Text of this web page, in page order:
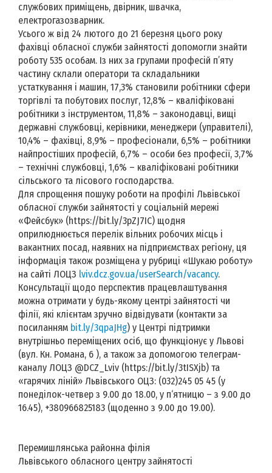
службових приміщень, двірник, швачка,
електрогазозварник.
Усього ж від 24 лютого до 21 березня цього року
фахівці обласної служби зайнятості допомогли знайти
роботу 535 особам. Із них за групами професій п’яту
частину склали оператори та складальники
устаткування і машин, 17,3% становили робітники сфери
торгівлі та побутових послуг, 12,8% – кваліфіковані
робітники з інструментом, 11,8% – законодавці, вищі
державні службовці, керівники, менеджери (управителі),
10,4% – фахівці, 8,9% – професіонали, 6,5% – робітники
найпростіших професій, 6,7% – особи без професії, 3,7%
– технічні службовці, 1,6% – кваліфіковані робітники
сільського та лісового господарства.
Для спрощення пошуку роботи на профілі Львівської
обласної служби зайнятості у соціальній мережі
«Фейсбук» (https://bit.ly/3pZJ7IC) щодня
оприлюднюється перелік вільних робочих місць і
вакантних посад, наявних на підприємствах регіону, ця
інформація також розміщена у рубриці «Шукаю роботу»
на сайті ЛОЦЗ lviv.dcz.gov.ua/userSearch/vacancy.
Консультації щодо перспектив працевлаштування
можна отримати у будь-якому центрі зайнятості чи
філії, які клієнтам зручно відвідувати (контакти за
посиланням bit.ly/3qpaJHg) у Центрі підтримки
внутрішньо переміщених осіб, що функціонує у Львові
(вул. Кн. Романа, 6 ), а також за допомогою телеграм-
каналу ЛОЦЗ @DCZ_Lviv (https://bit.ly/3tISXjb) та
«гарячих ліній» Львівського ОЦЗ: (032)245 05 45 (у
понеділок-четвер з 9.00 до 18.00, у п‘ятницю – з 9.00 до
16.45), +380966825183 (щоденно з 9.00 до 19.00).
Перемишлянська районна філія
Львівського обласного центру зайнятості